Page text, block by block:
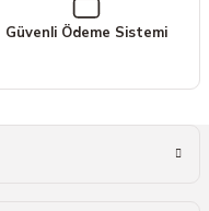
Güvenli Ödeme Sistemi